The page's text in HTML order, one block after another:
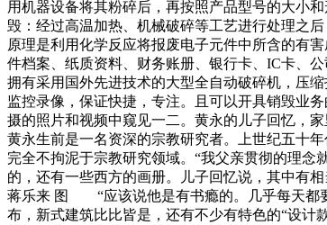
用机器设备将其粉碎后，再按照产品型号的大小
毁：经过高温加热、机械破碎等工艺进行处理之
原理是利用化学反应将报废电子元件中所含的有
件档案、纸质资料、财务账册、银行卡、IC卡、
拥有采用国外先进技术的大型全自动破碎机，压
监控录像，保证快捷，专注。且可以开具销毁业
摄的照片和视频中窥见一二。黄永的儿子回忆，
黄永生前是一名资深的宗教研究者。上世纪五十
完全不拘泥于宗教研究领域。“我父亲贯彻的理
的，还有一些西方的画册。儿子回忆说，其中有
蒋乐来 图 “应该说他是有书瘾的。几乎每天都
布，新式建筑比比皆是，还有不少有特色的“设